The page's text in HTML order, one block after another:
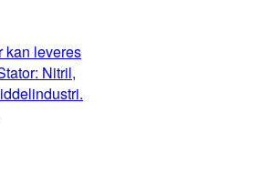
kan leveres
Nitril,